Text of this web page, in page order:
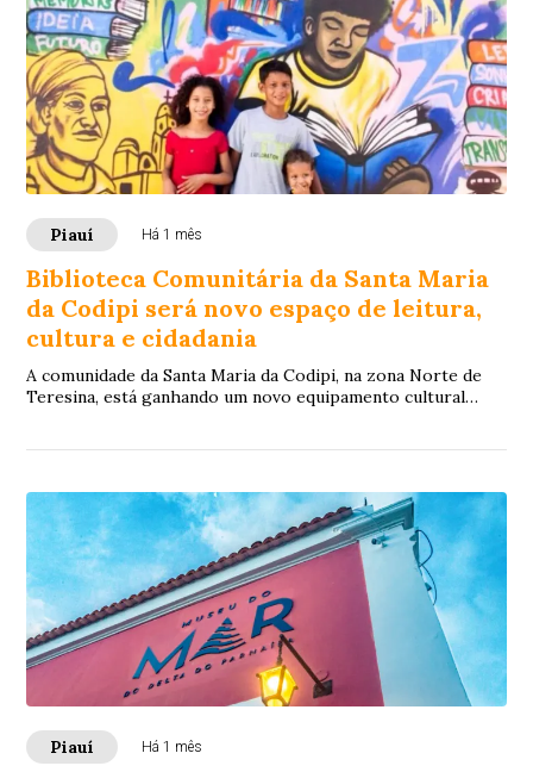
Piauí Há 1 mês
Biblioteca Comunitária da Santa Maria
da Codipi será novo espaço de leitura,
cultura e cidadania
A comunidade da Santa Maria da Codipi, na zona Norte de
Teresina, está ganhando um novo equipamento cultural
Piauí Há 1 mês